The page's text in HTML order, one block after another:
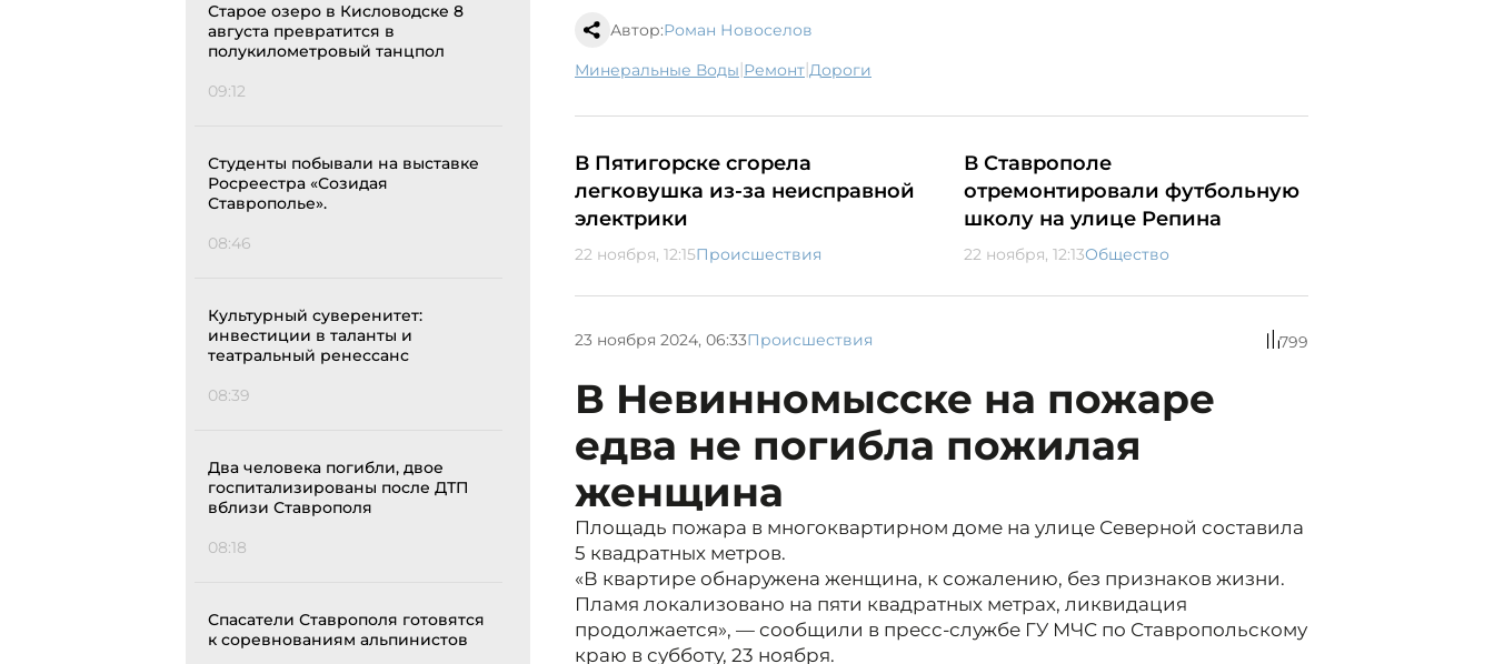
Старое озеро в Кисловодске 8
августа превратится в
полукилометровый танцпол
09:12
Студенты побывали на выставке
Росреестра «Созидая
Ставрополье».
08:46
Культурный суверенитет:
инвестиции в таланты и
театральный ренессанс
08:39
Два человека погибли, двое
госпитализированы после ДТП
вблизи Ставрополя
08:18
Спасатели Ставрополя готовятся
к соревнованиям альпинистов
Автор:Роман Новоселов
Минеральные Воды| ремонт| дороги
В Пятигорске сгорела
легковушка из-за неисправной
электрики
22 ноября, 12:15Происшествия
В Ставрополе
отремонтировали футбольную
школу на улице Репина
22 ноября, 12:13Общество
23 ноября 2024, 06:33Происшествия 799
В Невинномысске на пожаре
едва не погибла пожилая
женщина
Площадь пожара в многоквартирном доме на улице Северной составила
5 квадратных метров.
«В квартире обнаружена женщина, к сожалению, без признаков жизни.
Пламя локализовано на пяти квадратных метрах, ликвидация
продолжается», — сообщили в пресс-службе ГУ МЧС по Ставропольскому
краю в субботу, 23 ноября.